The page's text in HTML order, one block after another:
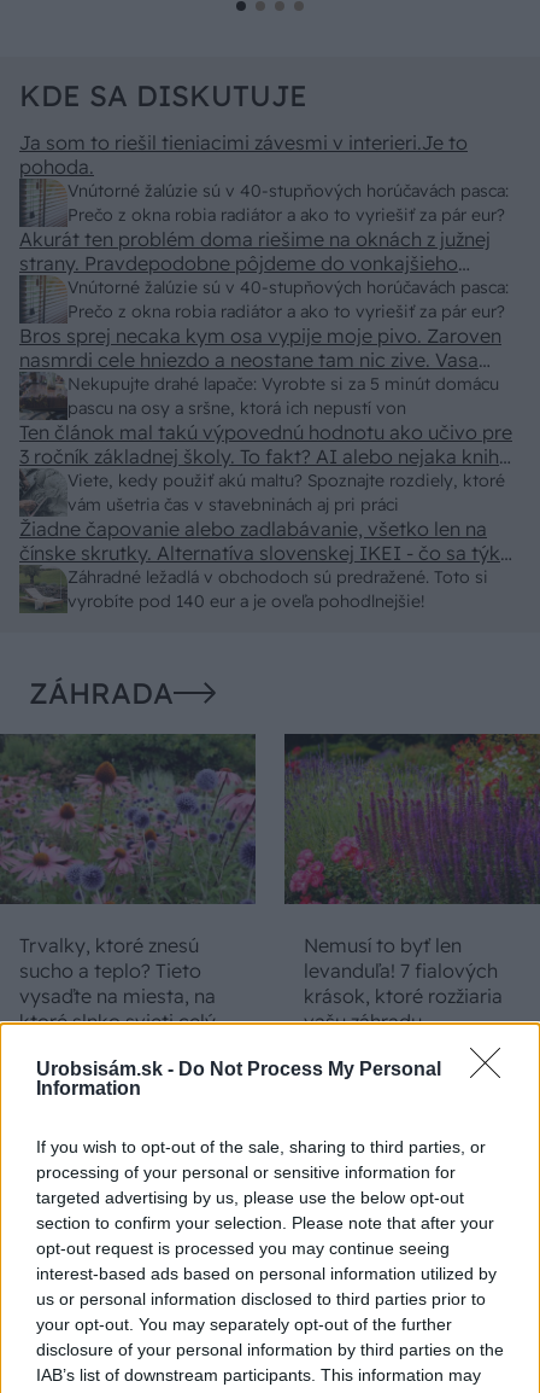
Urobsisám.sk - Do Not Process My Personal
Information
If you wish to opt-out of the sale, sharing to third parties, or
processing of your personal or sensitive information for
targeted advertising by us, please use the below opt-out
section to confirm your selection. Please note that after your
opt-out request is processed you may continue seeing
interest-based ads based on personal information utilized by
us or personal information disclosed to third parties prior to
your opt-out. You may separately opt-out of the further
disclosure of your personal information by third parties on the
IAB’s list of downstream participants. This information may
KDE SA DISKUTUJE
Vnútorné žalúzie sú v 40-stupňových horúčavách pasca:
Prečo z okna robia radiátor a ako to vyriešiť za pár eur?
Ja som to riešil tieniacimi závesmi v interieri.Je to
pohoda.
Vnútorné žalúzie sú v 40-stupňových horúčavách pasca:
Prečo z okna robia radiátor a ako to vyriešiť za pár eur?
Akurát ten problém doma riešime na oknách z južnej
strany. Pravdepodobne pôjdeme do vonkajšieho
tienenia na spôsob markízy 250x150cm. Čínsky
predajcovia idú okolo 100 eur kus.
Nekupujte drahé lapače: Vyrobte si za 5 minút domácu
pascu na osy a sršne, ktorá ich nepustí von
Bros sprej necaka kym osa vypije moje pivo. Zaroven
nasmrdi cele hniezdo a neostane tam nic zive. Vasa
pasca naucinke moc efektivne. Skor pritiahne slimaky
Viete, kedy použiť akú maltu? Spoznajte rozdiely, ktoré
vám ušetria čas v stavebninách aj pri práci
Ten článok mal takú výpovednú hodnotu ako učivo pre
3 ročník základnej školy. To fakt? AI alebo nejaka kniha
z VŠ? Dnešné rychlotvrdnuce malty - pevnosť 40 Mpa a
doba schnutia tak 15 minut , k tomu vodotesné s
kryštálikou. A rozdiel - schnutie a zretie. Nič?
Záhradné ležadlá v obchodoch sú predražené. Toto si
vyrobíte pod 140 eur a je oveľa pohodlnejšie!
Žiadne čapovanie alebo zadlabávanie, všetko len na
čínske skrutky. Alternatíva slovenskej IKEI - čo sa týka
pevnosti. Autor si nedal veľa námahy s remeselným
spracovaním, škoda. No lepšie než ten odpad z DTD
ZÁHRADA
Trvalky, ktoré znesú
sucho a teplo? Tieto
vysaďte na miesta, na
ktoré slnko svieti celý
Nemusí to byť len
levanduľa! 7 fialových
krások, ktoré rozžiaria
vašu záhradu
Môže aspirín zachrániť
ochabnuté izbové
rastliny? Pravda vás
možno prekvapí
Júlový reštart uhoriek
nakladačiek: Ako ich
podporiť k druhej vlne
kvitnutia?